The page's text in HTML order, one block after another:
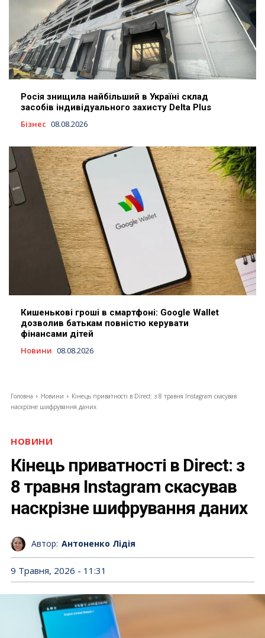
Росія знищила найбільший в Україні склад
засобів індивідуального захисту Delta Plus
Бізнес 08.08.2026
Кишенькові гроші в смартфоні: Google Wallet
дозволив батькам повністю керувати
фінансами дітей
Новини 08.08.2026